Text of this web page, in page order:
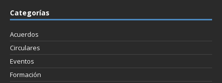
Categorías
Acuerdos
Circulares
Eventos
Formación